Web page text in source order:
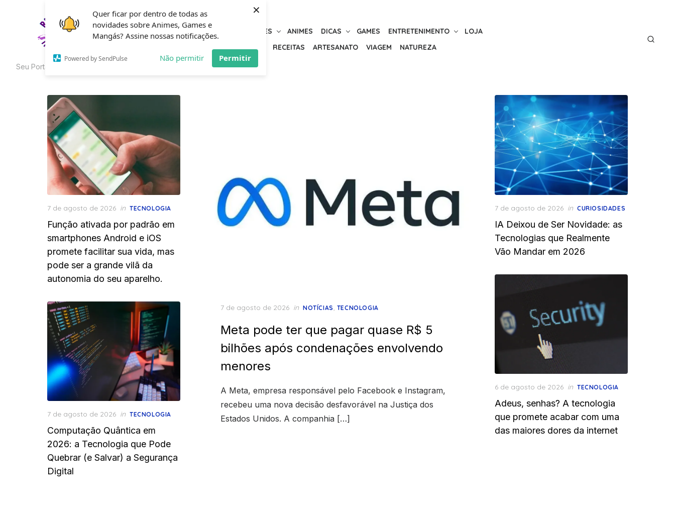
Quer ficar por dentro de todas as
novidades sobre Animes, Games e
Mangás? Assine nossas notificações.
Powered by SendPulse Não permitir Permitir
×
Seu Portal de Curiosidades
HOME CURIOSIDADES ANIMES DICAS GAMES ENTRETENIMENTO
LOJA
BELEZA
RECEITAS ARTESANATO VIAGEM NATUREZA
Posted
7 de agosto de 2026 in NOTÍCIAS, TECNOLOGIA
Meta pode ter que pagar quase R$ 5
bilhões após condenações envolvendo
menores
A Meta, empresa responsável pelo Facebook e Instagram,
recebeu uma nova decisão desfavorável na Justiça dos
Estados Unidos. A companhia […]
Posted
7 de agosto de 2026 in TECNOLOGIA
Função ativada por padrão em
smartphones Android e iOS
promete facilitar sua vida, mas
pode ser a grande vilã da
autonomia do seu aparelho.
Posted
7 de agosto de 2026 in TECNOLOGIA
Computação Quântica em
2026: a Tecnologia que Pode
Quebrar (e Salvar) a Segurança
Digital
Posted
7 de agosto de 2026 in CURIOSIDADES
IA Deixou de Ser Novidade: as
Tecnologias que Realmente
Vão Mandar em 2026
Posted
6 de agosto de 2026 in TECNOLOGIA
Adeus, senhas? A tecnologia
que promete acabar com uma
das maiores dores da internet